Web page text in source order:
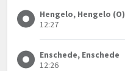
Hengelo, Hengelo (O)
12:27
Enschede, Enschede
12:26